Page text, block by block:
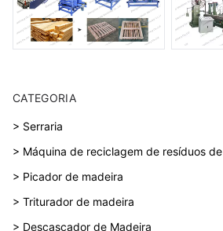
CATEGORIA
> Serraria
> Máquina de reciclagem de resíduos
> Picador de madeira
> Triturador de madeira
> Descascador de Madeira